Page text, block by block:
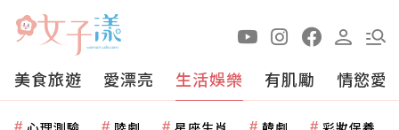
美食旅遊 愛漂亮 生活娛樂 有肌勵 情慾愛